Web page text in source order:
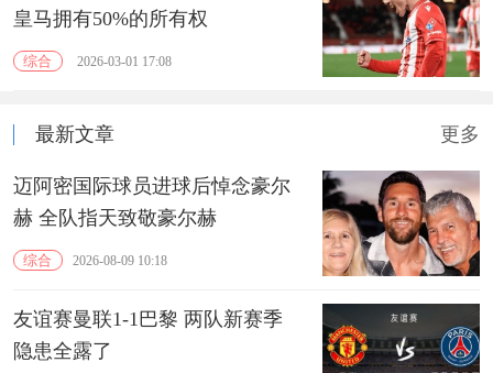
皇马拥有50%的所有权
综合 2026-03-01 17:08
最新文章 更多
迈阿密国际球员进球后悼念豪尔
赫 全队指天致敬豪尔赫
综合 2026-08-09 10:18
友谊赛曼联1-1巴黎 两队新赛季
隐患全露了